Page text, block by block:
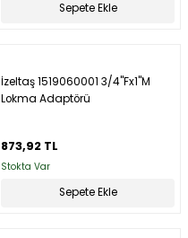
Sepete Ekle
İzeltaş 1519060001 3/4''Fx1''M
Lokma Adaptörü
873,92 TL
Stokta Var
Sepete Ekle